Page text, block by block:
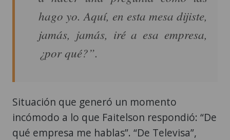
hago yo. Aquí, en esta mesa dijiste,
jamás, jamás, iré a esa empresa,
¿por qué?”.
Situación que generó un momento
incómodo a lo que Faitelson respondió: “De
qué empresa me hablas”. “De Televisa”,